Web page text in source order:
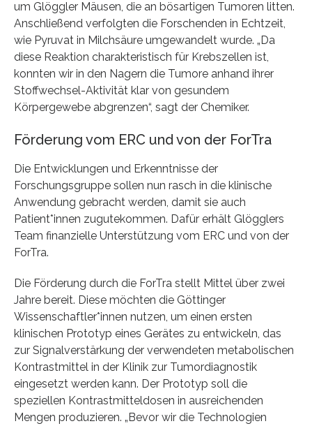
um Glöggler Mäusen, die an bösartigen Tumoren litten.
Anschließend verfolgten die Forschenden in Echtzeit,
wie Pyruvat in Milchsäure umgewandelt wurde. „Da
diese Reaktion charakteristisch für Krebszellen ist,
konnten wir in den Nagern die Tumore anhand ihrer
Stoffwechsel-Aktivität klar von gesundem
Körpergewebe abgrenzen“, sagt der Chemiker.
Förderung vom ERC und von der ForTra
Die Entwicklungen und Erkenntnisse der
Forschungsgruppe sollen nun rasch in die klinische
Anwendung gebracht werden, damit sie auch
Patient*innen zugutekommen. Dafür erhält Glögglers
Team finanzielle Unterstützung vom ERC und von der
ForTra.
Die Förderung durch die ForTra stellt Mittel über zwei
Jahre bereit. Diese möchten die Göttinger
Wissenschaftler*innen nutzen, um einen ersten
klinischen Prototyp eines Gerätes zu entwickeln, das
zur Signalverstärkung der verwendeten metabolischen
Kontrastmittel in der Klinik zur Tumordiagnostik
eingesetzt werden kann. Der Prototyp soll die
speziellen Kontrastmitteldosen in ausreichenden
Mengen produzieren. „Bevor wir die Technologien